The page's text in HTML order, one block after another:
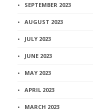
SEPTEMBER 2023
AUGUST 2023
JULY 2023
JUNE 2023
MAY 2023
APRIL 2023
MARCH 2023